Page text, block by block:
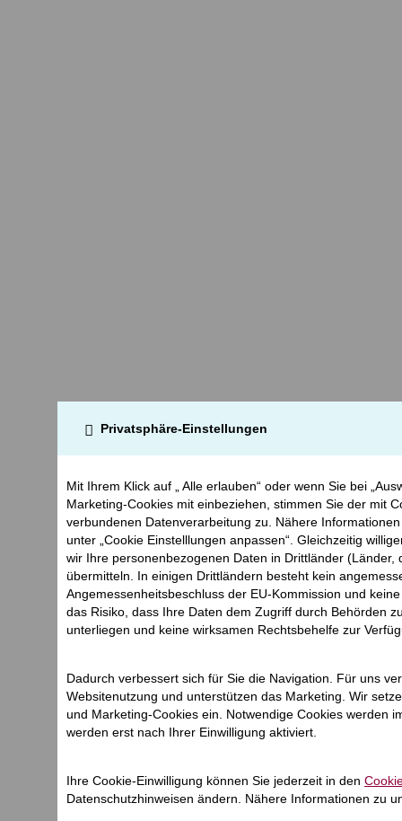
Privatsphäre-Einstellungen
Mit Ihrem Klick auf „ Alle erlauben“ oder wenn Sie bei
Marketing-Cookies mit einbeziehen, stimmen Sie der mit
verbundenen Datenverarbeitung zu. Nähere
unter „Cookie Einstelllungen anpassen“. Gleichzeitig
wir Ihre personenbezogenen Daten in Drittländer
übermitteln. In einigen Drittländern besteht kein
Angemessenheitsbeschluss der EU-Kommission und
das Risiko, dass Ihre Daten dem Zugriff durch Behörden
unterliegen und keine wirksamen Rechtsbehelfe zur
Dadurch verbessert sich für Sie die Navigation. Für uns
Websitenutzung und unterstützen das Marketing. Wir
und Marketing-Cookies ein. Notwendige Cookies werden
werden erst nach Ihrer Einwilligung aktiviert.
Ihre Cookie-Einwilligung können Sie jederzeit in den
Datenschutzhinweisen ändern. Nähere Informationen zu